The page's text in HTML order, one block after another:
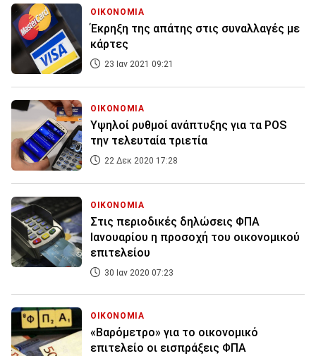
ΟΙΚΟΝΟΜΙΑ
Έκρηξη της απάτης στις συναλλαγές με
κάρτες
23 Ιαν 2021 09:21
ΟΙΚΟΝΟΜΙΑ
Υψηλοί ρυθμοί ανάπτυξης για τα POS
την τελευταία τριετία
22 Δεκ 2020 17:28
ΟΙΚΟΝΟΜΙΑ
Στις περιοδικές δηλώσεις ΦΠΑ
Ιανουαρίου η προσοχή του οικονομικού
επιτελείου
30 Ιαν 2020 07:23
ΟΙΚΟΝΟΜΙΑ
«Βαρόμετρο» για το οικονομικό
επιτελείο οι εισπράξεις ΦΠΑ